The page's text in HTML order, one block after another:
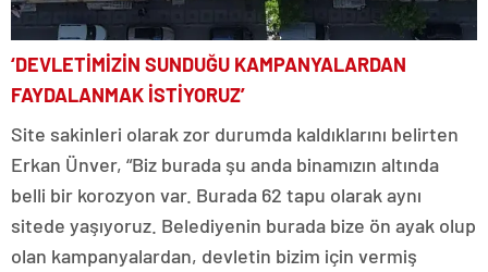
‘DEVLETİMİZİN SUNDUĞU KAMPANYALARDAN
FAYDALANMAK İSTİYORUZ’
Site sakinleri olarak zor durumda kaldıklarını belirten
Erkan Ünver, “Biz burada şu anda binamızın altında
belli bir korozyon var. Burada 62 tapu olarak aynı
sitede yaşıyoruz. Belediyenin burada bize ön ayak olup
olan kampanyalardan, devletin bizim için vermiş